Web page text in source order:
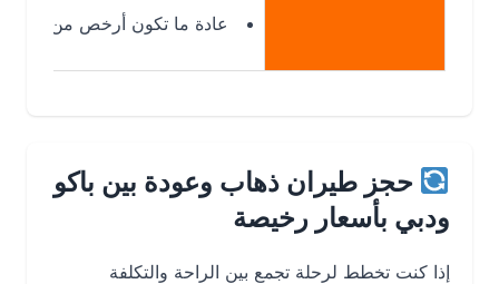
عادة ما تكون أرخص من الرحلات
حجز طيران ذهاب وعودة بين باكو
ودبي بأسعار رخيصة
إذا كنت تخطط لرحلة تجمع بين الراحة والتكلفة